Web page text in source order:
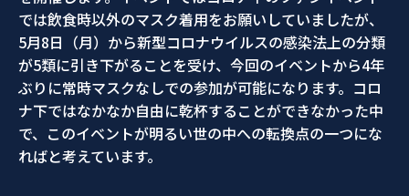
では飲食時以外のマスク着用をお願いしていましたが、
5月8日（月）から新型コロナウイルスの感染法上の分類
が5類に引き下がることを受け、今回のイベントから4年
ぶりに常時マスクなしでの参加が可能になります。コロ
ナ下ではなかなか自由に乾杯することができなかった中
で、このイベントが明るい世の中への転換点の一つにな
ればと考えています。